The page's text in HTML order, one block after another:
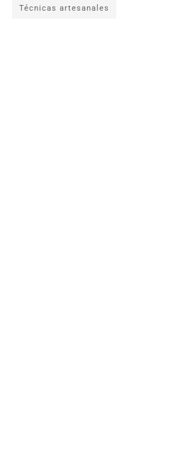
Técnicas artesanales